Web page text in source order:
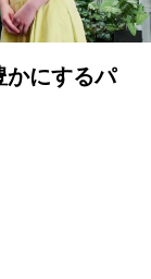
社会 特集
かにするパ